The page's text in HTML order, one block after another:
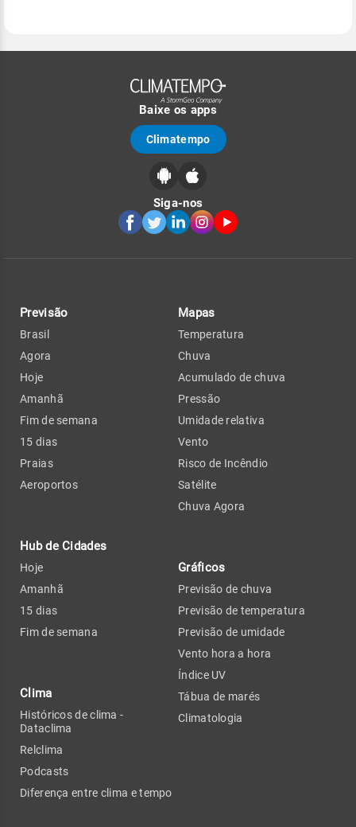
Baixe os apps
Climatempo
Siga-nos
Previsão
Brasil
Agora
Hoje
Amanhã
Fim de semana
15 dias
Praias
Aeroportos
Hub de Cidades
Hoje
Amanhã
15 dias
Fim de semana
Clima
Históricos de clima -
Dataclima
Relclima
Podcasts
Diferença entre clima e tempo
Mapas
Temperatura
Chuva
Acumulado de chuva
Pressão
Umidade relativa
Vento
Risco de Incêndio
Satélite
Chuva Agora
Gráficos
Previsão de chuva
Previsão de temperatura
Previsão de umidade
Vento hora a hora
Índice UV
Tábua de marés
Climatologia